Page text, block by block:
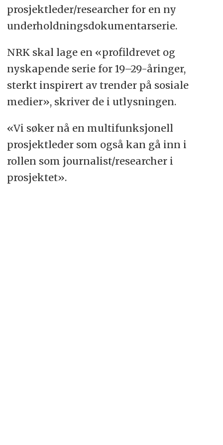
prosjektleder/researcher for en ny
underholdningsdokumentarserie.
NRK skal lage en «profildrevet og
nyskapende serie for 19–29-åringer,
sterkt inspirert av trender på sosiale
medier», skriver de i utlysningen.
«Vi søker nå en multifunksjonell
prosjektleder som også kan gå inn i
rollen som journalist/researcher i
prosjektet».